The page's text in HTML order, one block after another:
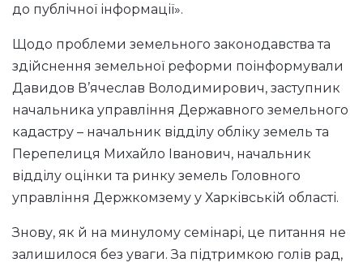
до публічної інформації».
Щодо проблеми земельного законодавства та
здійснення земельної реформи поінформували
Давидов В’ячеслав Володимирович, заступник
начальника управління Державного земельного
кадастру – начальник відділу обліку земель та
Перепелиця Михайло Іванович, начальник
відділу оцінки та ринку земель Головного
управління Держкомзему у Харківській області.
Знову, як й на минулому семінарі, це питання не
залишилося без уваги. За підтримкою голів рад,